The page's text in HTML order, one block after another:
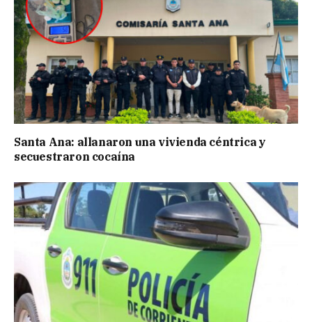
Santa Ana: allanaron una vivienda céntrica y
secuestraron cocaína